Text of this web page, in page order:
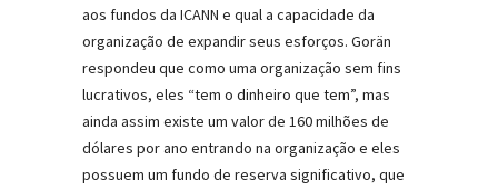
aos fundos da ICANN e qual a capacidade da
organização de expandir seus esforços. Gorän
respondeu que como uma organização sem fins
lucrativos, eles “tem o dinheiro que tem”, mas
ainda assim existe um valor de 160 milhões de
dólares por ano entrando na organização e eles
possuem um fundo de reserva significativo, que